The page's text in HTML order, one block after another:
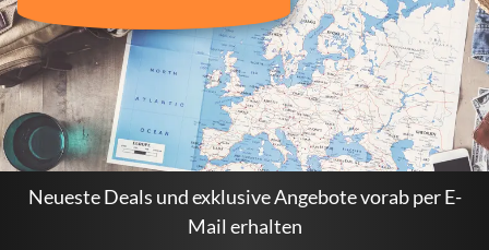
Neueste Deals und exklusive Angebote vorab per E-
Mail erhalten